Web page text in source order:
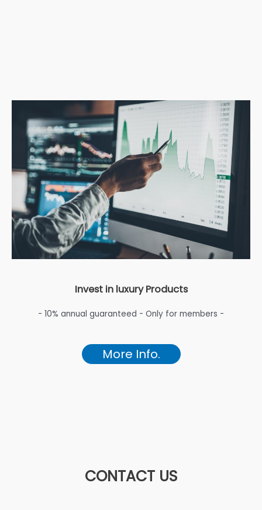
Invest in luxury Products
- 10% annual guaranteed - Only for members -
More Info.
CONTACT US